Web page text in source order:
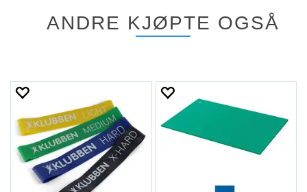
ANDRE KJØPTE OGSÅ